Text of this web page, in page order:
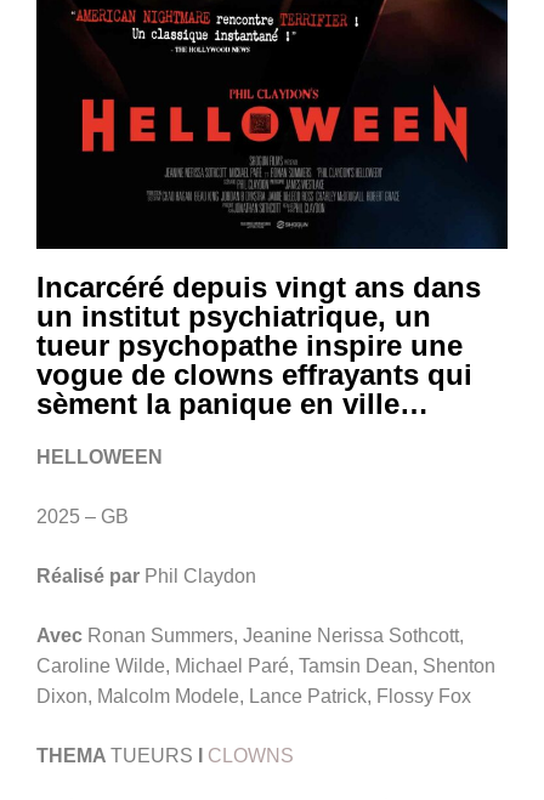
Incarcéré depuis vingt ans dans
un institut psychiatrique, un
tueur psychopathe inspire une
vogue de clowns effrayants qui
sèment la panique en ville…
HELLOWEEN
2025 – GB
Réalisé par Phil Claydon
Avec Ronan Summers, Jeanine Nerissa Sothcott,
Caroline Wilde, Michael Paré, Tamsin Dean, Shenton
Dixon, Malcolm Modele, Lance Patrick, Flossy Fox
THEMA TUEURS CLOWNS